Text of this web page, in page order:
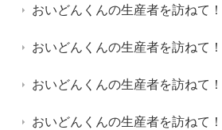
おいどんくんの生産者を訪ねて
おいどんくんの生産者を訪ねて
おいどんくんの生産者を訪ねて
おいどんくんの生産者を訪ねて